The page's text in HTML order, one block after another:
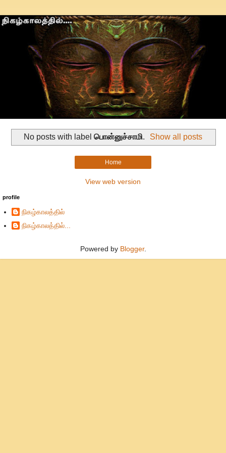
No posts with label பொன்னுச்சாமி. Show all posts
Home
View web version
profile
நிகழ்காலத்தில்
நிகழ்காலத்தில்...
Powered by Blogger.